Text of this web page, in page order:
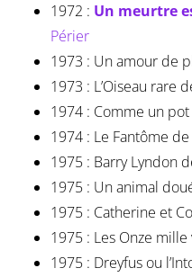
1972 : Un meurtre
Périer
1973 : Un amour de
1973 : L’Oiseau rare
1974 : Comme un
1974 : Le Fantôme
1975 : Barry Lyndon
1975 : Un animal
1975 : Catherine et
1975 : Les Onze mille
1975 : Dreyfus ou